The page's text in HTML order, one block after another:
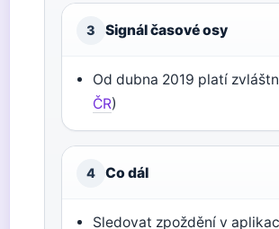
3 Signál časové osy
Od dubna 2019 platí
ČR)
4 Co dál
Sledovat zpoždění v